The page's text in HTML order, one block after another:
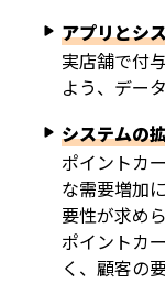
アプリとシ
実店舗で付
よう、デー
システムの
ポイントカ
な需要増加
要性が求め
ポイントカ
く、顧客の